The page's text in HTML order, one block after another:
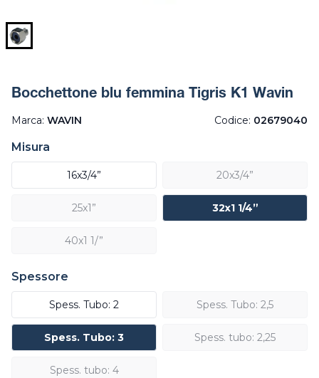
Bocchettone blu femmina Tigris K1 Wavin
Marca: WAVIN Codice: 02679040
Misura
16x3/4” 20x3/4”
25x1” 32x1 1/4”
40x1 1/”
Spessore
Spess. Tubo: 2 Spess. Tubo: 2,5
Spess. Tubo: 3 Spess. tubo: 2,25
Spess. tubo: 4